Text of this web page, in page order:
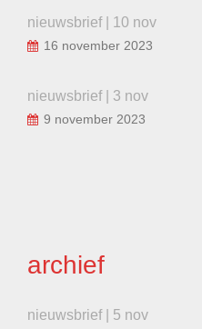
nieuwsbrief | 10 nov
16 november 2023
nieuwsbrief | 3 nov
9 november 2023
archief
nieuwsbrief | 5 nov